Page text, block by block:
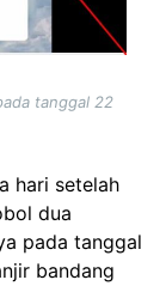
tanggal 22
hari setelah
dua
pada tanggal
bandang